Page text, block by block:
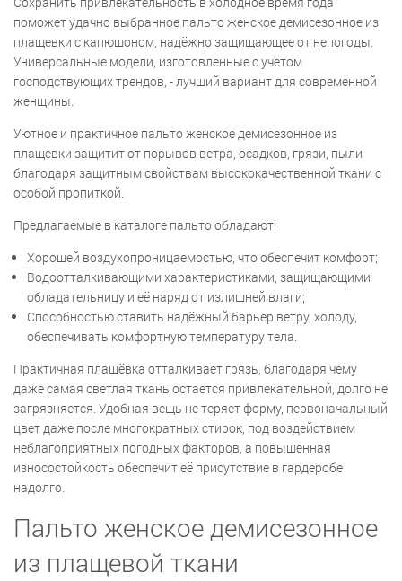
поможет удачно выбранное пальто женское демисезонное из
плащевки с капюшоном, надёжно защищающее от непогоды.
Универсальные модели, изготовленные с учётом
господствующих трендов, - лучший вариант для современной
женщины.
Уютное и практичное пальто женское демисезонное из
плащевки защитит от порывов ветра, осадков, грязи, пыли
благодаря защитным свойствам высококачественной ткани с
особой пропиткой.
Предлагаемые в каталоге пальто обладают:
Хорошей воздухопроницаемостью, что обеспечит комфорт;
Водоотталкивающими характеристиками, защищающими
обладательницу и её наряд от излишней влаги;
Способностью ставить надёжный барьер ветру, холоду,
обеспечивать комфортную температуру тела.
Практичная плащёвка отталкивает грязь, благодаря чему
даже самая светлая ткань остается привлекательной, долго не
загрязняется. Удобная вещь не теряет форму, первоначальный
цвет даже после многократных стирок, под воздействием
неблагоприятных погодных факторов, а повышенная
износостойкость обеспечит её присутствие в гардеробе
надолго.
Пальто женское демисезонное
из плащевой ткани